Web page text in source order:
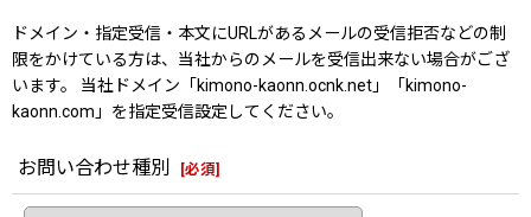
ドメイン・指定受信・本文にURLがあるメールの受信拒否などの制
限をかけている方は、当社からのメールを受信出来ない場合がござ
います。 当社ドメイン「kimono-kaonn.ocnk.net」「kimono-
kaonn.com」を指定受信設定してください。
お問い合わせ種別 [必須]